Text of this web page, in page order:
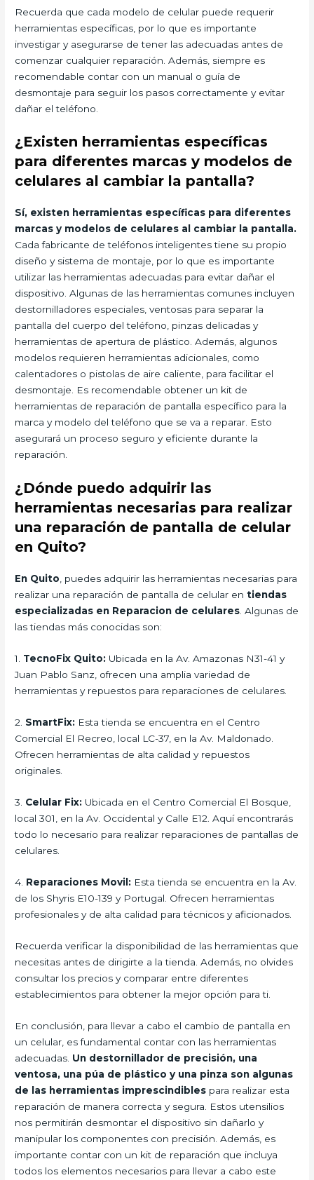
Recuerda que cada modelo de celular puede requerir
herramientas específicas, por lo que es importante
investigar y asegurarse de tener las adecuadas antes de
comenzar cualquier reparación. Además, siempre es
recomendable contar con un manual o guía de
desmontaje para seguir los pasos correctamente y evitar
dañar el teléfono.
¿Existen herramientas específicas
para diferentes marcas y modelos de
celulares al cambiar la pantalla?
Sí, existen herramientas específicas para diferentes
marcas y modelos de celulares al cambiar la pantalla.
Cada fabricante de teléfonos inteligentes tiene su propio
diseño y sistema de montaje, por lo que es importante
utilizar las herramientas adecuadas para evitar dañar el
dispositivo. Algunas de las herramientas comunes incluyen
destornilladores especiales, ventosas para separar la
pantalla del cuerpo del teléfono, pinzas delicadas y
herramientas de apertura de plástico. Además, algunos
modelos requieren herramientas adicionales, como
calentadores o pistolas de aire caliente, para facilitar el
desmontaje. Es recomendable obtener un kit de
herramientas de reparación de pantalla específico para la
marca y modelo del teléfono que se va a reparar. Esto
asegurará un proceso seguro y eficiente durante la
reparación.
¿Dónde puedo adquirir las
herramientas necesarias para realizar
una reparación de pantalla de celular
en Quito?
En Quito, puedes adquirir las herramientas necesarias para
realizar una reparación de pantalla de celular entiendas
especializadas en Reparacion de celulares. Algunas de
las tiendas más conocidas son:
1. TecnoFix Quito: Ubicada en la Av. Amazonas N31-41 y
Juan Pablo Sanz, ofrecen una amplia variedad de
herramientas y repuestos para reparaciones de celulares.
2. SmartFix: Esta tienda se encuentra en el Centro
Comercial El Recreo, local LC-37, en la Av. Maldonado.
Ofrecen herramientas de alta calidad y repuestos
originales.
3. Celular Fix: Ubicada en el Centro Comercial El Bosque,
local 301, en la Av. Occidental y Calle E12. Aquí encontrarás
todo lo necesario para realizar reparaciones de pantallas de
celulares.
4. Reparaciones Movil: Esta tienda se encuentra en la Av.
de los Shyris E10-139 y Portugal. Ofrecen herramientas
profesionales y de alta calidad para técnicos y aficionados.
Recuerda verificar la disponibilidad de las herramientas que
necesitas antes de dirigirte a la tienda. Además, no olvides
consultar los precios y comparar entre diferentes
establecimientos para obtener la mejor opción para ti.
En conclusión, para llevar a cabo el cambio de pantalla en
un celular, es fundamental contar con las herramientas
adecuadas. Un destornillador de precisión, una
ventosa, una púa de plástico y una pinza son algunas
de las herramientas imprescindibles para realizar esta
reparación de manera correcta y segura. Estos utensilios
nos permitirán desmontar el dispositivo sin dañarlo y
manipular los componentes con precisión. Además, es
importante contar con un kit de reparación que incluya
todos los elementos necesarios para llevar a cabo este